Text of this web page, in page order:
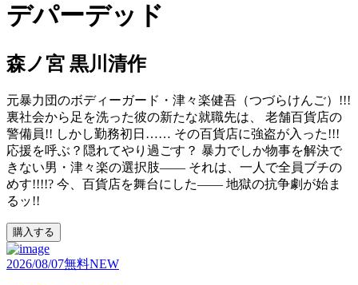
デパーデッド
森ノ宮 黒川清作
元暴力団のボディーガード・津々楽健吾（つづらけんご）!!!
裏社会から足を洗った彼の新たな就職先は、 老舗百貨店の
警備員!! しかし勤務初日…… その百貨店に強盗が入った!!!
応援を呼ぶ？隠れてやり過ごす？ 暴力でしか物事を解決で
きない男・津々楽の選択肢―― それは、一人で全員ブチの
めす!!!!? 今、百貨店を舞台にした―― 地獄の抗争劇が始ま
るッ!!
購入する
2026/08/07無料NEW